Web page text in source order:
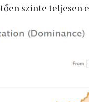
szinte teljesen